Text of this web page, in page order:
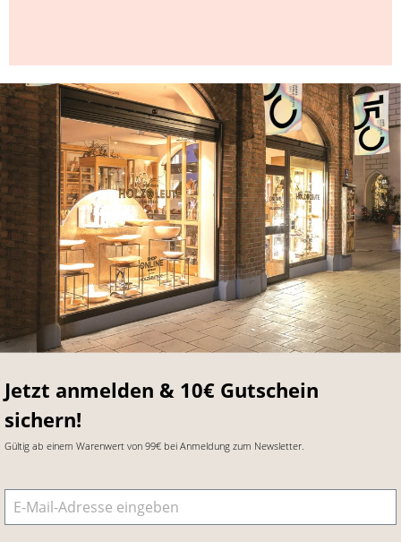
Jetzt anmelden & 10€ Gutschein
sichern!
Gültig ab einem Warenwert von 99€ bei Anmeldung zum Newsletter.
E-Mail-Adresse